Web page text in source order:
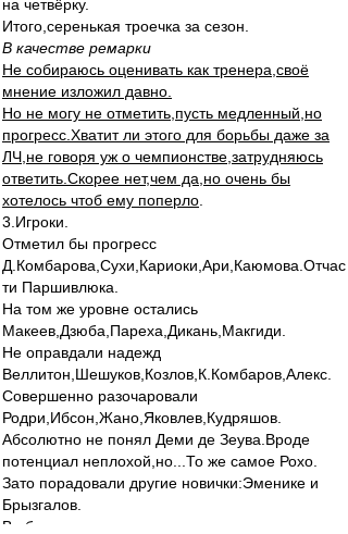
на четвёрку.
Итого,серенькая троечка за сезон.
В качестве ремарки
Не собираюсь оценивать как тренера,своё
мнение изложил давно.
Но не могу не отметить,пусть медленный,но
прогресс.Хватит ли этого для борьбы даже за
ЛЧ,не говоря уж о чемпионстве,затрудняюсь
ответить.Скорее нет,чем да,но очень бы
хотелось чтоб ему поперло
3.Игроки.
Отметил бы прогресс
Д.Комбарова,Сухи,Кариоки,Ари,Каюмова.Отчас
ти Паршивлюка.
На том же уровне остались
Макеев,Дзюба,Пареха,Дикань,Макгиди.
Не оправдали надежд
Веллитон,Шешуков,Козлов,К.Комбаров,Алекс.
Совершенно разочаровали
Родри,Ибсон,Жано,Яковлев,Кудряшов.
Абсолютно не понял Деми де Зеува.Вроде
потенциал неплохой,но...То же самое Рохо.
Зато порадовали другие новички:Эменике и
Брызгалов.
В общем,очень неровно,тоже не выше троечки